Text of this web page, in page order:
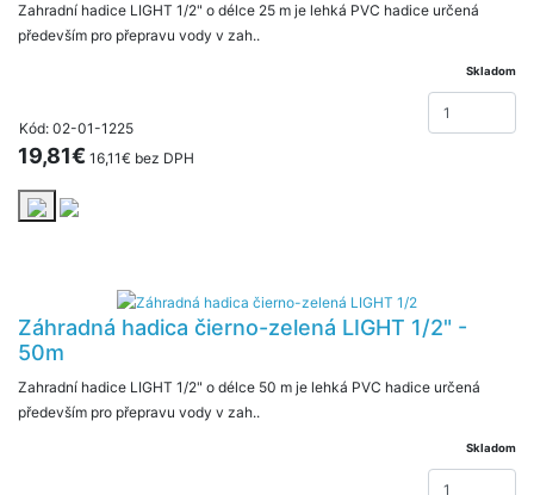
Zahradní hadice LIGHT 1/2" o délce 25 m je lehká PVC hadice určená
především pro přepravu vody v zah..
Kód: 02-01-1225
Skladom
19,81€ 16,11€ bez DPH
Záhradná hadica čierno-zelená LIGHT 1/2" -
50m
Zahradní hadice LIGHT 1/2" o délce 50 m je lehká PVC hadice určená
především pro přepravu vody v zah..
Skladom